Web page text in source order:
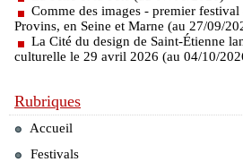
Comme des images - premier
Provins, en Seine et Marne (au 27/09/
La Cité du design de Saint-Étienne
culturelle le 29 avril 2026 (au 04/10/
Rubriques
Accueil
Festivals